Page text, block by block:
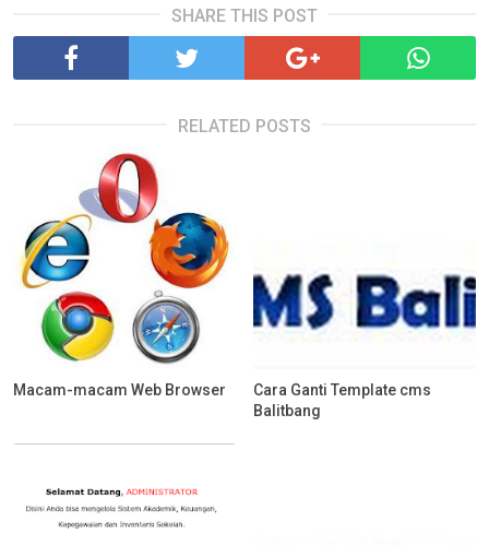
SHARE THIS POST
RELATED POSTS
Macam-macam Web Browser
Cara Ganti Template cms
Balitbang